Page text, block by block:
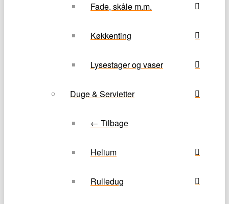
Fade, skåle m.m.
Køkkenting
Lysestager og vaser
Duge & Servietter
← Tilbage
Helium
Rulledug